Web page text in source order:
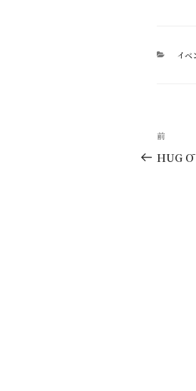
カ
イベ
投
稿
過
去
前
HUG